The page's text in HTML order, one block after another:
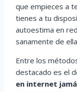
que empieces a
tienes a tu
autoestima en
sanamente de
Entre los
destacado es el
en internet